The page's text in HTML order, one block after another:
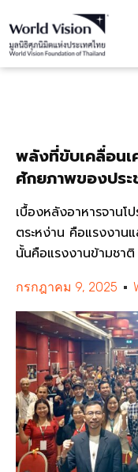
พลังที่ขับเคลื่อนเ
ศักยภาพของประ
เบื้องหลังอาหารจาน
ตระหง่าน คือแรงงาน
นั้นคือแรงงานข้ามชาติ
กรกฎาคม 9, 2025